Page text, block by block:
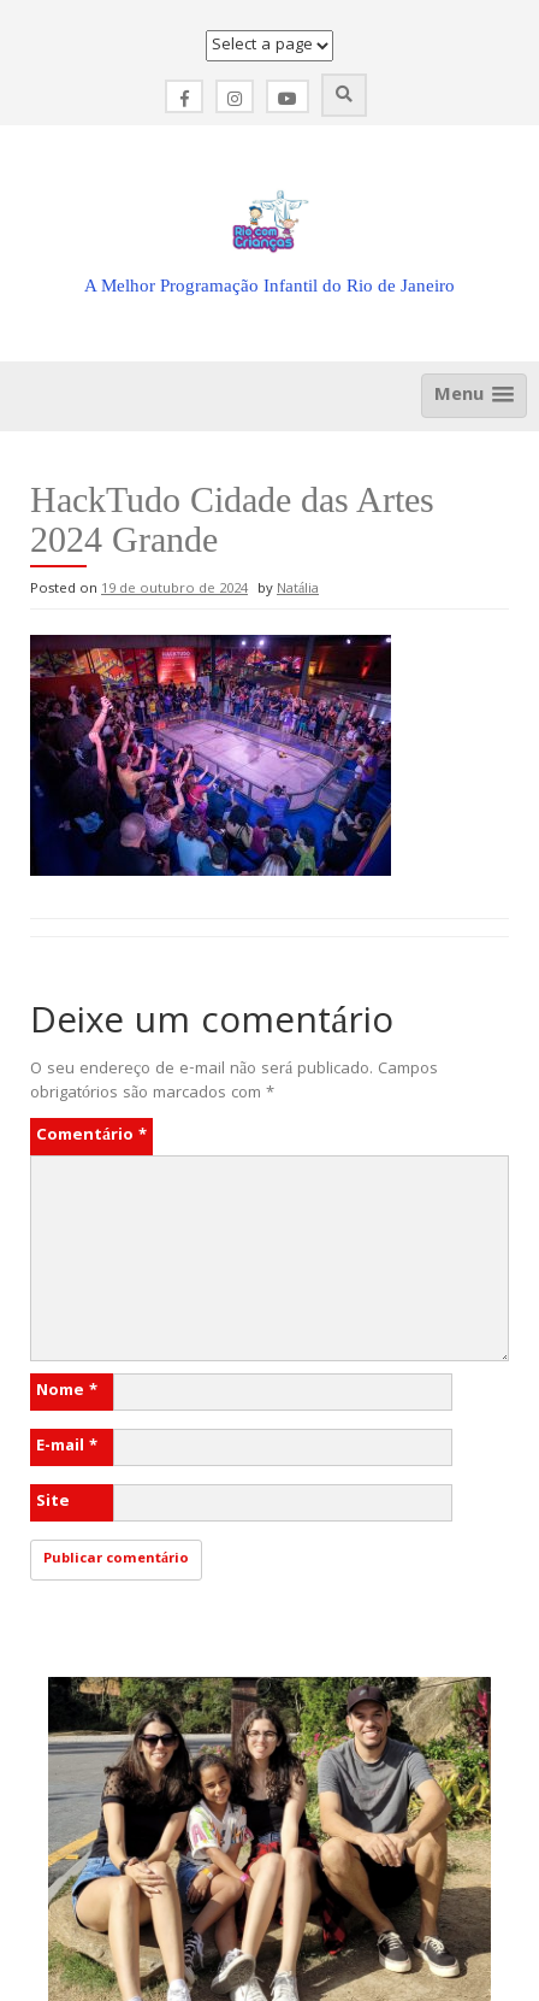
A Melhor Programação Infantil do Rio de Janeiro
Menu
HackTudo Cidade das Artes
2024 Grande
Posted on 19 de outubro de 2024 byNatália
Deixe um comentário
O seu endereço de e-mail não será publicado. Campos
obrigatórios são marcados com *
Comentário *
Nome *
E-mail *
Site